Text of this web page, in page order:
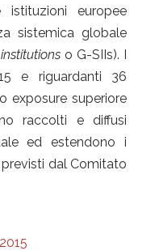
istituzioni europee
sistemica globale
o G-SIIs). I
e riguardanti 36
exposure superiore
raccolti e diffusi
ed estendono i
dal Comitato